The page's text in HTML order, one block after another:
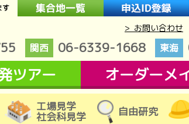
す
> お問い合わせ
関西 06-6339-1668 東海
ツアー オーダーメ
工場見学
社会科見学 自由研究